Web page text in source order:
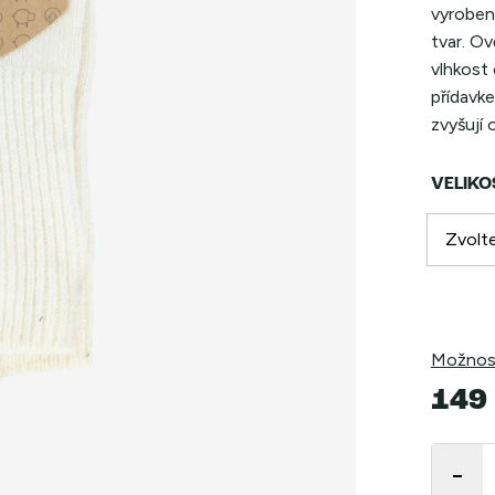
tvar.
vlhkost
zvyšují
149